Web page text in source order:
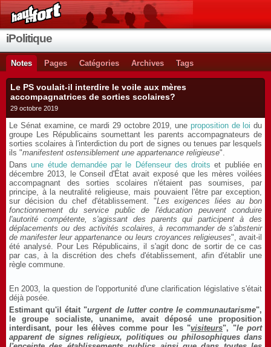
iPolitique
Notes Pages Catégories Archives Tags
Le PS voulait-il interdire le voile aux mères
accompagnatrices de sorties scolaires?
29 octobre 2019
Le Sénat examine, ce mardi 29 octobre 2019, une proposition de loi du
groupe Les Républicains soumettant les parents accompagnateurs de
sorties scolaires à l'interdiction du port de signes ou tenues par lesquels
ils "manifestent ostensiblement une appartenance religieuse".
Dansune étude demandée par le Défenseur des droits et publiée en
décembre 2013, le Conseil d'État avait exposé que les mères voilées
accompagnant des sorties scolaires n'étaient pas soumises, par
principe, à la neutralité religieuse, mais pouvaient l'être par exception,
sur décision du chef d'établissement. "Les exigences liées au bon
fonctionnement du service public de l'éducation peuvent conduire
l'autorité compétente, s'agissant des parents qui participent à des
déplacements ou des activités scolaires, à recommander de s'abstenir
de manifester leur appartenance ou leurs croyances religieuses", avait-il
été analysé. Pour Les Républicains, il s'agit donc de sortir de ce cas
par cas, à la discrétion des chefs d'établissement, afin d'établir une
règle commune.
En 2003, la question de l'opportunité d'une clarification législative s'était
déjà posée.
Estimant qu'il était "urgent de lutter contre le communautarisme",
le groupe socialiste, unanime, avait déposé une proposition
interdisant, pour les élèves comme pour les "visiteurs", "le port
apparent de signes religieux, politiques ou philosophiques dans